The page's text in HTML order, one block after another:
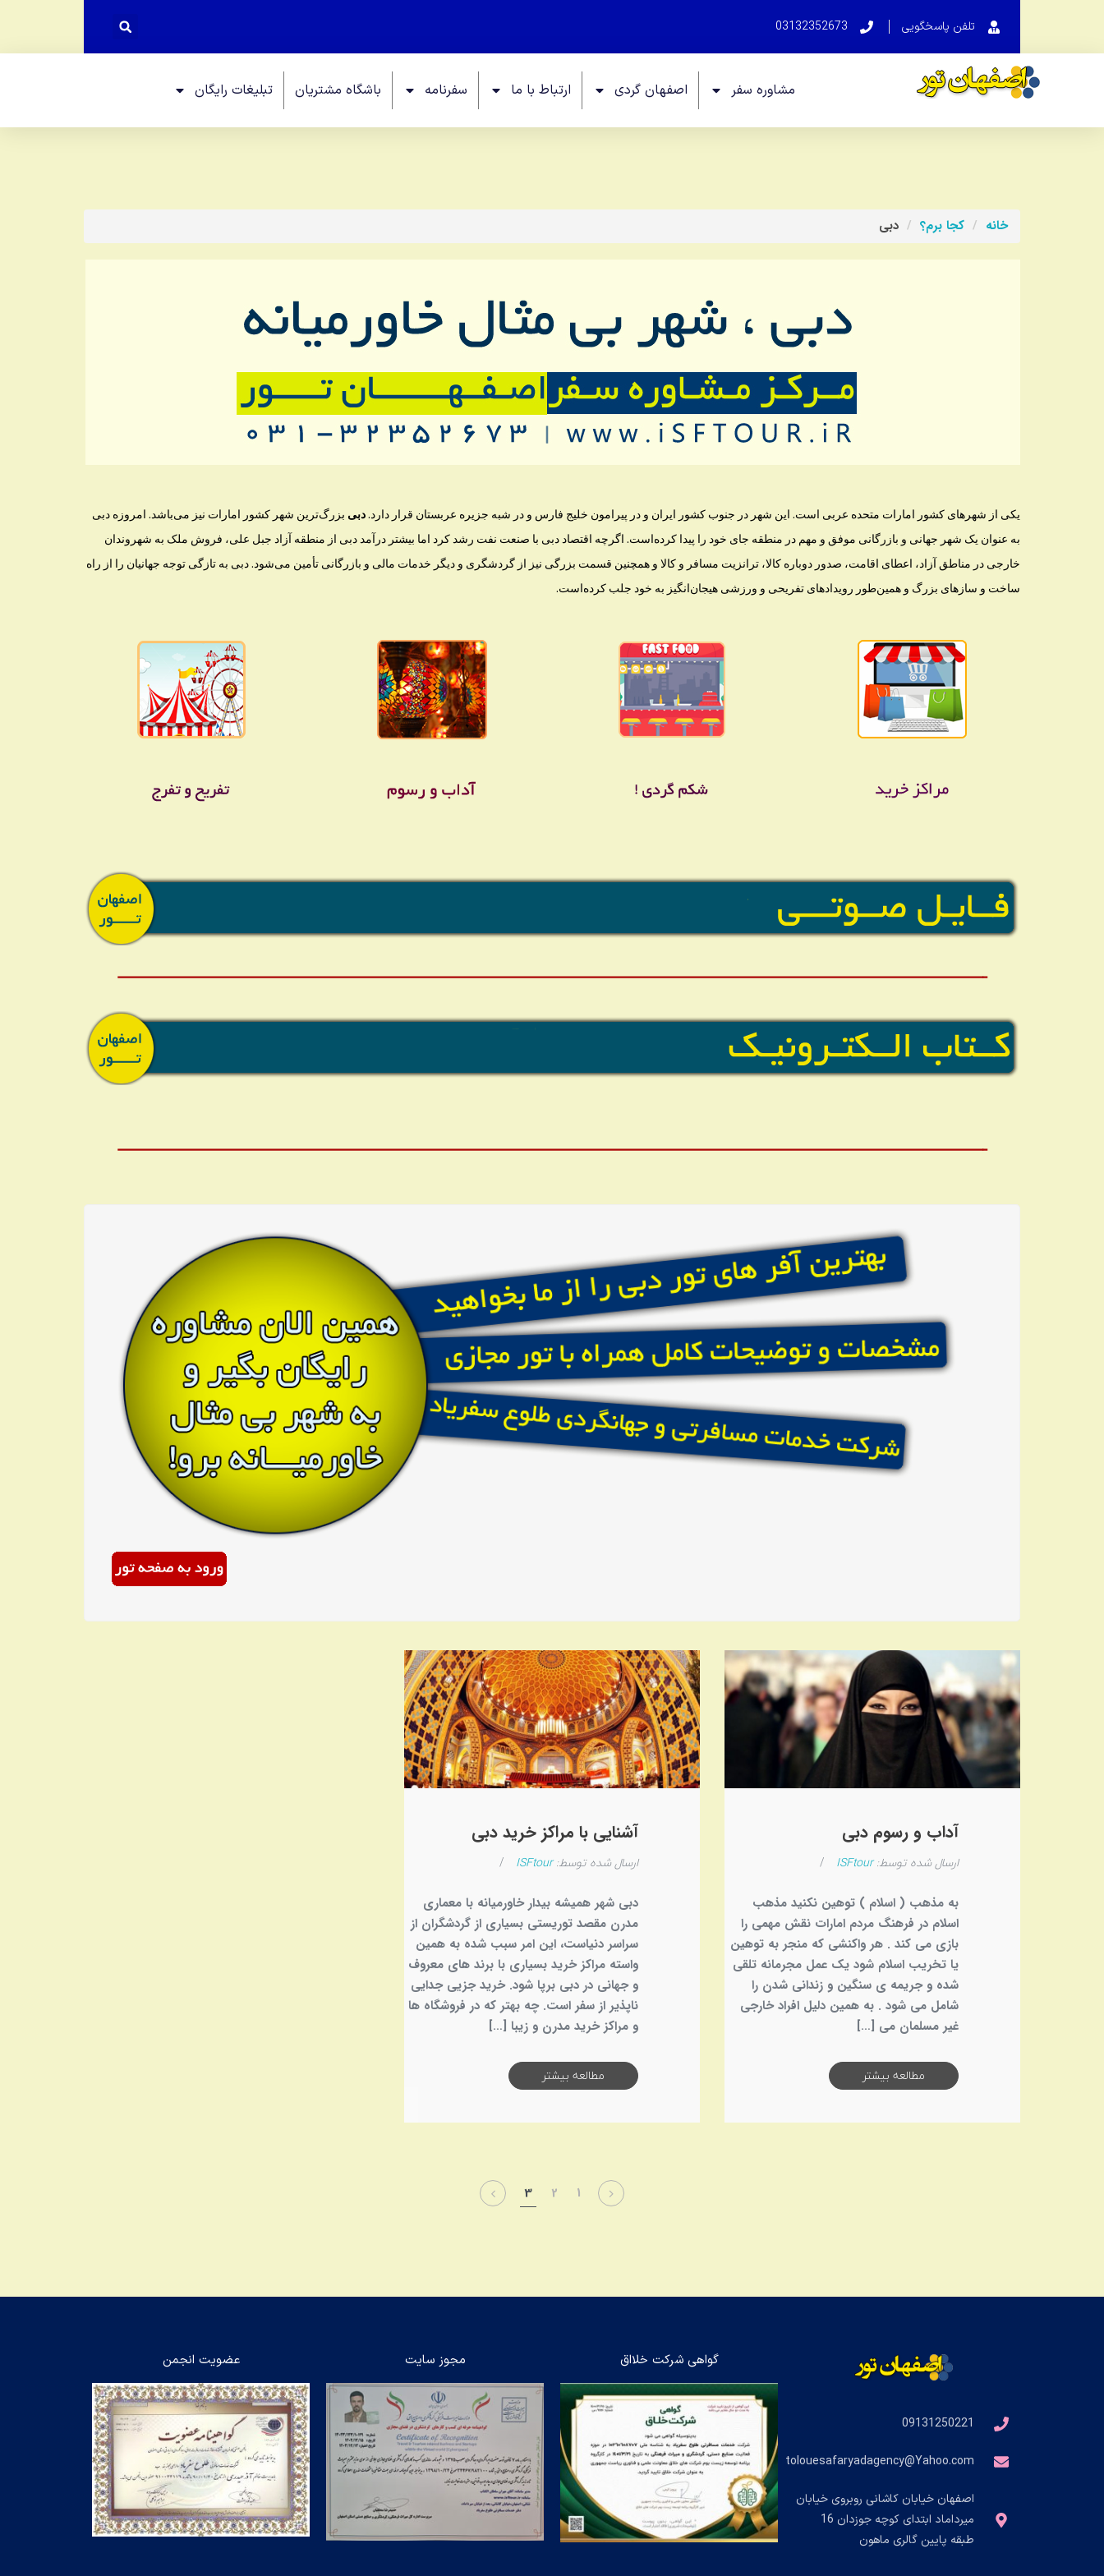
تلفن پاسخگویی 03132352673
مشاوره سفر اصفهان گردی ارتباط با ما سفرنامه باشگاه مشتریان تبلیغات رایگان
خانه کجا برم؟ دبی
یکی از شهرهای کشور امارات متحده عربی است. این شهر در جنوب کشور ایران و در پیرامون خلیج فارس و در شبه جزیره عربستان قرار دارد.دبی بزرگ‌ترین شهر کشور امارات نیز می‌باشد. امروزه دبی
به عنوان یک شهر جهانی و بازرگانی موفق و مهم در منطقه جای خود را پیدا کرده‌است. اگرچه اقتصاد دبی با صنعت نفت رشد کرد اما بیشتر درآمد دبی از منطقه آزاد جبل علی، فروش ملک به شهروندان
خارجی در مناطق آزاد، اعطای اقامت، صدور دوباره کالا، ترانزیت مسافر و کالا و همچنین قسمت بزرگی نیز از گردشگری و دیگر خدمات مالی و بازرگانی تأمین می‌شود. دبی به تازگی توجه جهانیان را از راه
ساخت و سازهای بزرگ و همین‌طور رویدادهای تفریحی و ورزشی هیجان‌انگیز به خود جلب کرده‌است.
آداب و رسوم دبی
ارسال شده توسط: ISFtour
/
به مذهب ( اسلام ) توهین نکنید مذهب
اسلام در فرهنگ مردم امارات نقش مهمی را
بازی می کند . هر واکنشی که منجر به توهین
یا تخریب اسلام شود یک عمل مجرمانه تلقی
شده و جریمه ی سنگین و زندانی شدن را
شامل می شود . به همین دلیل افراد خارجی
غیر مسلمان می […]
مطالعه بیشتر
آشنایی با مراکز خرید دبی
ارسال شده توسط: ISFtour
/
دبی شهر همیشه بیدار خاورمیانه با معماری
مدرن مقصد توریستی بسیاری از گردشگران از
سراسر دنیاست، این امر سبب شده به همین
واسته مراکز خرید بسیاری با برند های معروف
و جهانی در دبی برپا شود. خرید جزیی جدایی
ناپذیر از سفر است. چه بهتر که در فروشگاه ها
و مراکز خرید مدرن و زیبا […]
مطالعه بیشتر
1
2
3
09131250221
tolouesafaryadagency@Yahoo.com
اصفهان خیابان کاشانی روبروی خیابان
میرداماد ابتدای کوچه جوزدان 16
طبقه پایین گالری ماهون
گواهی شرکت خلااق مجوز سایت عضویت انجمن